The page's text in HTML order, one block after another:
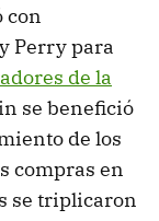
con
Perry para
de la
se benefició
de los
compras en
se triplicaron